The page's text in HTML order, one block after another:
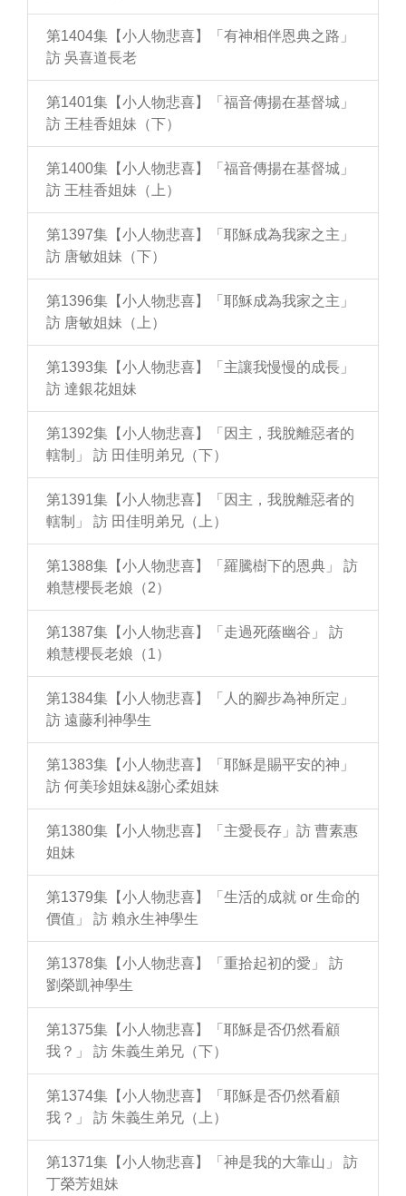
第1404集【小人物悲喜】「有神相伴恩典之路」
訪 吳喜道長老
第1401集【小人物悲喜】「福音傳揚在基督城」
訪 王桂香姐妹（下）
第1400集【小人物悲喜】「福音傳揚在基督城」
訪 王桂香姐妹（上）
第1397集【小人物悲喜】「耶穌成為我家之主」
訪 唐敏姐妹（下）
第1396集【小人物悲喜】「耶穌成為我家之主」
訪 唐敏姐妹（上）
第1393集【小人物悲喜】「主讓我慢慢的成長」
訪 達銀花姐妹
第1392集【小人物悲喜】「因主，我脫離惡者的
轄制」 訪 田佳明弟兄（下）
第1391集【小人物悲喜】「因主，我脫離惡者的
轄制」 訪 田佳明弟兄（上）
第1388集【小人物悲喜】「羅騰樹下的恩典」 訪
賴慧櫻長老娘（2）
第1387集【小人物悲喜】「走過死蔭幽谷」 訪
賴慧櫻長老娘（1）
第1384集【小人物悲喜】「人的腳步為神所定」
訪 遠藤利神學生
第1383集【小人物悲喜】「耶穌是賜平安的神」
訪 何美珍姐妹&謝心柔姐妹
第1380集【小人物悲喜】「主愛長存」訪 曹素惠
姐妹
第1379集【小人物悲喜】「生活的成就 or 生命的
價值」 訪 賴永生神學生
第1378集【小人物悲喜】「重拾起初的愛」 訪
劉榮凱神學生
第1375集【小人物悲喜】「耶穌是否仍然看顧
我？」 訪 朱義生弟兄（下）
第1374集【小人物悲喜】「耶穌是否仍然看顧
我？」 訪 朱義生弟兄（上）
第1371集【小人物悲喜】「神是我的大靠山」 訪
丁榮芳姐妹